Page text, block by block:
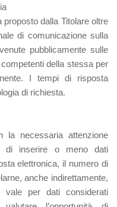
proposto dalla Titolare oltre
di comunicazione sulla
pubblicamente sulle
della stessa per
I tempi di risposta
di richiesta.
la necessaria attenzione
di inserire o meno dati
elettronica, il numero di
anche indirettamente,
vale per dati considerati